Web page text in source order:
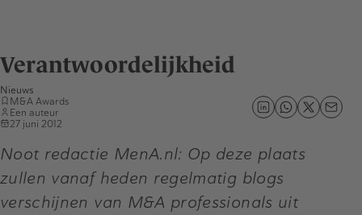
Verantwoordelijkheid
Nieuws
M&A Awards
Een auteur
27 juni 2012
Noot redactie MenA.nl: Op deze plaats
zullen vanaf heden regelmatig blogs
verschijnen van M&A professionals uit